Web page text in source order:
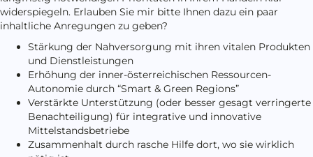
widerspiegeln. Erlauben Sie mir bitte Ihnen dazu ein paar
inhaltliche Anregungen zu geben?
Stärkung der Nahversorgung mit ihren vitalen Produkten
und Dienstleistungen
Erhöhung der inner-österreichischen Ressourcen-
Autonomie durch “Smart & Green Regions”
Verstärkte Unterstützung (oder besser gesagt verringerte
Benachteiligung) für integrative und innovative
Mittelstandsbetriebe
Zusammenhalt durch rasche Hilfe dort, wo sie wirklich